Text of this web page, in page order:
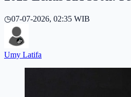
◷07-07-2026, 02:35 WIB
Umy Latifa